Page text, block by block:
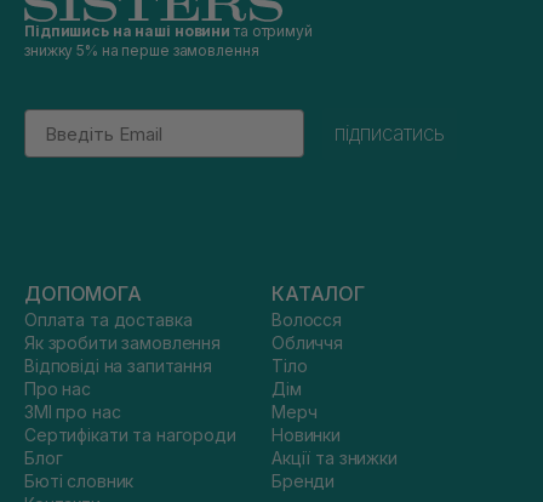
Підпишись на наші новини та отримуй
знижку 5% на перше замовлення
Email
підписатись
ДОПОМОГА
Оплата та доставка
Як зробити замовлення
Відповіді на запитання
Про нас
ЗМІ про нас
Сертифікати та нагороди
Блог
Бюті словник
КАТАЛОГ
Волосся
Обличчя
Тіло
Дім
Мерч
Новинки
Акції та знижки
Бренди